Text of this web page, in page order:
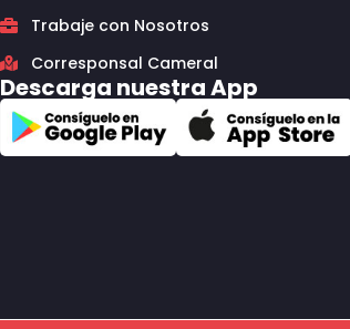
Trabaje con Nosotros
Corresponsal Cameral
Descarga nuestra App